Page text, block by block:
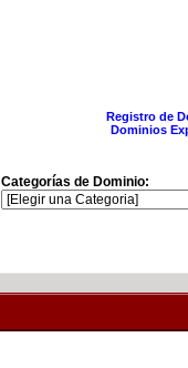
Registro de
Dominios
Categorías de Dominio: